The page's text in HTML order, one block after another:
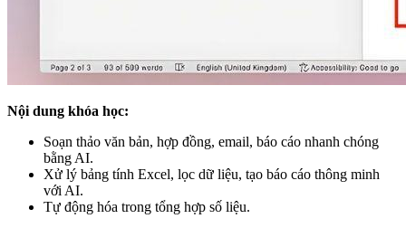
Nội dung khóa học:
Soạn thảo văn bản, hợp đồng, email, báo cáo nhanh chóng
bằng AI.
Xử lý bảng tính Excel, lọc dữ liệu, tạo báo cáo thông minh
với AI.
Tự động hóa trong tổng hợp số liệu.